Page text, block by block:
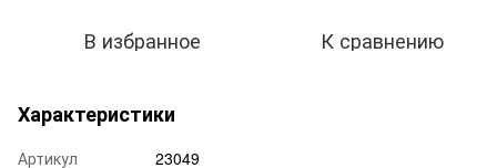
В избранное К сравнению
Характеристики
Артикул
23049